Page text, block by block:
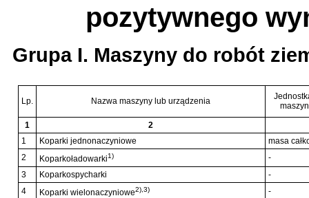
pozytywnego
Grupa I. Maszyny do robót
Lp. Nazwa maszyny lub urządzenia
1
2
1
Koparki jednonaczyniowe
masa
2
Koparkoładowarki1)
-
3
Koparkospycharki
-
4
Koparki wielonaczyniowe2),3)
-